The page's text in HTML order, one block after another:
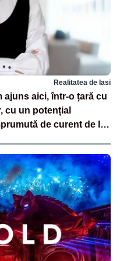
Realitatea de Iasi
ajuns aici, într-o țară cu
cu un potențial
de curent de la